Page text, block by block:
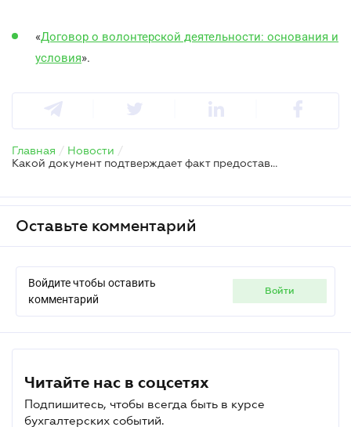
«Договор о волонтерской деятельности: основания и
условия».
Главная / Новости /
Какой документ подтверждает факт предоставления волонтером благотворительной помощи
Оставьте комментарий
Войдите чтобы оставить
комментарий
войти
Читайте нас в соцсетях
Подпишитесь, чтобы всегда быть в курсе
бухгалтерских событий.